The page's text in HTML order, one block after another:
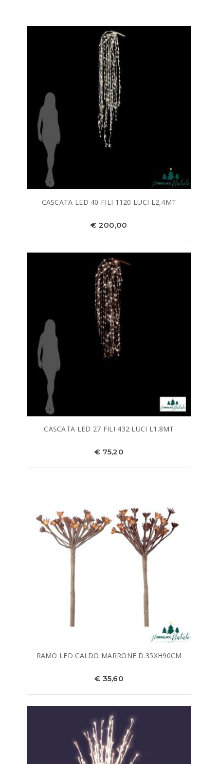
CASCATA LED 40 FILI 1120 LUCI L2,4MT
€ 200,00
CASCATA LED 27 FILI 432 LUCI L1.8MT
€ 75,20
RAMO LED CALDO MARRONE D.35XH90CM
€ 35,60